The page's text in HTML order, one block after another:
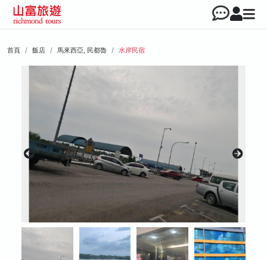
首頁 飯店 馬來西亞, 民都魯 水岸民宿